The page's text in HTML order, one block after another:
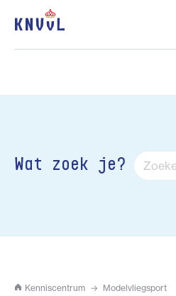
Wat zoek je?
Kenniscentrum Modelvliegsport